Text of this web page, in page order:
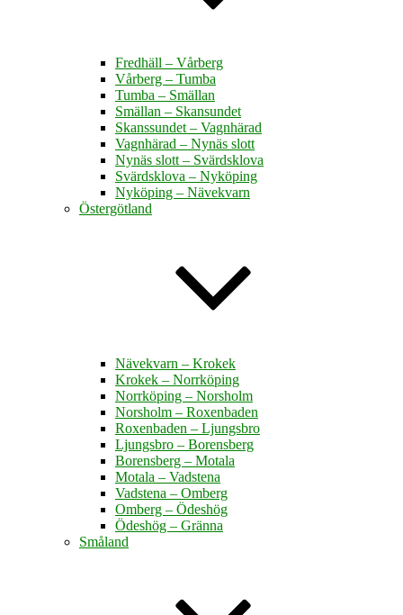
Fredhäll – Vårberg
Vårberg – Tumba
Tumba – Smällan
Smällan – Skansundet
Skanssundet – Vagnhärad
Vagnhärad – Nynäs slott
Nynäs slott – Svärdsklova
Svärdsklova – Nyköping
Nyköping – Nävekvarn
Östergötland
Nävekvarn – Krokek
Krokek – Norrköping
Norrköping – Norsholm
Norsholm – Roxenbaden
Roxenbaden – Ljungsbro
Ljungsbro – Borensberg
Borensberg – Motala
Motala – Vadstena
Vadstena – Omberg
Omberg – Ödeshög
Ödeshög – Gränna
Småland